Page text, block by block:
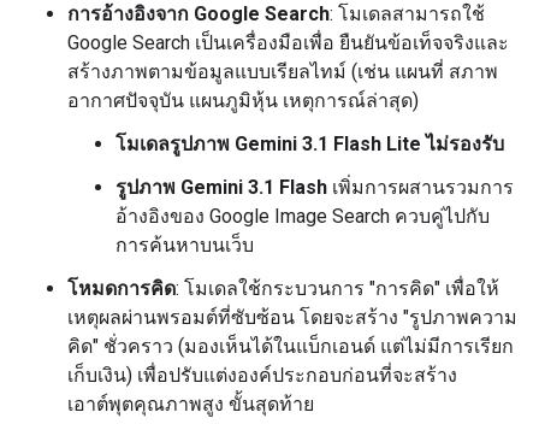
การอ้างอิงจาก Google Search: โมเดลสามารถใช้
Google Search เป็นเครื่องมือเพื่อ ยืนยันข้อเท็จจริงและ
สร้างภาพตามข้อมูลแบบเรียลไทม์ (เช่น แผนที่ สภาพ
อากาศปัจจุบัน แผนภูมิหุ้น เหตุการณ์ล่าสุด)
โมเดลรูปภาพ Gemini 3.1 Flash Lite ไม่รองรับ
รูปภาพ Gemini 3.1 Flash เพิ่มการผสานรวมการ
อ้างอิงของ Google Image Search ควบคู่ไปกับ
การค้นหาบนเว็บ
โหมดการคิด: โมเดลใช้กระบวนการ "การคิด" เพื่อให้
เหตุผลผ่านพรอมต์ที่ซับซ้อน โดยจะสร้าง "รูปภาพความ
คิด" ชั่วคราว (มองเห็นได้ในแบ็กเอนด์ แต่ไม่มีการเรียก
เก็บเงิน) เพื่อปรับแต่งองค์ประกอบก่อนที่จะสร้าง
เอาต์พุตคุณภาพสูง ขั้นสุดท้าย